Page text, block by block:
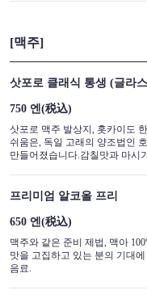
[맥주]
삿포로 클래식 통생 (글라
750 엔(税込)
삿포로 맥주 발상지, 홋카이도
쉬움은, 독일 고래의 양조법인
만들어졌습니다.감칠맛과 마시
프리미엄 알코올 프리
650 엔(税込)
맥주와 같은 준비 제법, 맥아
맛을 고집하고 있는 분의 기대
음료.